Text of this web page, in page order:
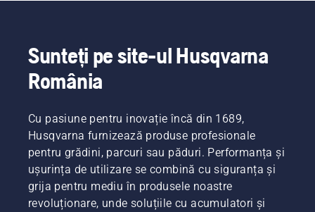
Sunteți pe site-ul Husqvarna
România
Cu pasiune pentru inovație încă din 1689,
Husqvarna furnizează produse profesionale
pentru grădini, parcuri sau păduri. Performanța și
ușurința de utilizare se combină cu siguranța și
grija pentru mediu în produsele noastre
revoluționare, unde soluțiile cu acumulatori și